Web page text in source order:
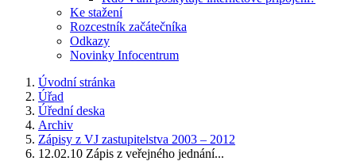
Ke stažení
Rozcestník začátečníka
Odkazy
Novinky Infocentrum
Úvodní stránka
Úřad
Úřední deska
Archiv
Zápisy z VJ zastupitelstva 2003 – 2012
12.02.10 Zápis z veřejného jednání...